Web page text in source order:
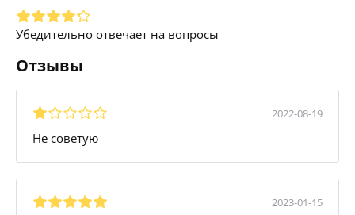
Убедительно отвечает на вопросы
Отзывы
2022-08-19
Не советую
2023-01-15